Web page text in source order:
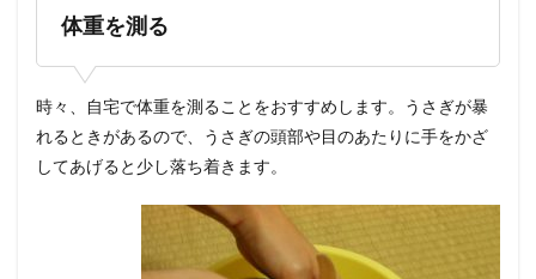
体重を測る
時々、自宅で体重を測ることをおすすめします。うさぎが暴
れるときがあるので、うさぎの頭部や目のあたりに手をかざ
してあげると少し落ち着きます。